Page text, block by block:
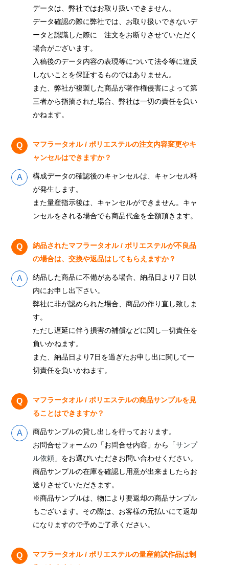
データは、弊社ではお取り扱いできません。
データ確認の際に弊社では、お取り扱いできないデ
ータと認識した際に 注文をお断りさせていただく
場合がございます。
入稿後のデータ内容の表現等について法令等に違反
しないことを保証するものではありません。
また、弊社が複製した商品が著作権侵害によって第
三者から指摘された場合、弊社は一切の責任を負い
かねます。
マフラータオル / ポリエステルの注文内容変更やキ
ャンセルはできますか？
構成データの確認後のキャンセルは、キャンセル料
が発生します。
また量産指示後は、キャンセルができません。キャ
ンセルをされる場合でも商品代金を全額頂きます。
納品されたマフラータオル / ポリエステルが不良品
の場合は、交換や返品はしてもらえますか？
納品した商品に不備がある場合、納品日より7 日以
内にお申し出下さい。
弊社に非が認められた場合、商品の作り直し致しま
す。
ただし遅延に伴う損害の補償などに関し一切責任を
負いかねます。
また、納品日より7日を過ぎたお申し出に関して一
切責任を負いかねます。
マフラータオル / ポリエステルの商品サンプルを見
ることはできますか？
商品サンプルの貸し出しを行っております。
お問合せフォームの「お問合せ内容」から「サンプ
ル依頼 」をお選びいただきお問い合わせください。
商品サンプルの在庫を確認し用意が出来ましたらお
送りさせていただきます。
※商品サンプルは、物により要返却の商品サンプル
もございます。その際は、お客様の元払いにて返却
になりますので予めご了承ください。
マフラータオル / ポリエステルの量産前試作品は制